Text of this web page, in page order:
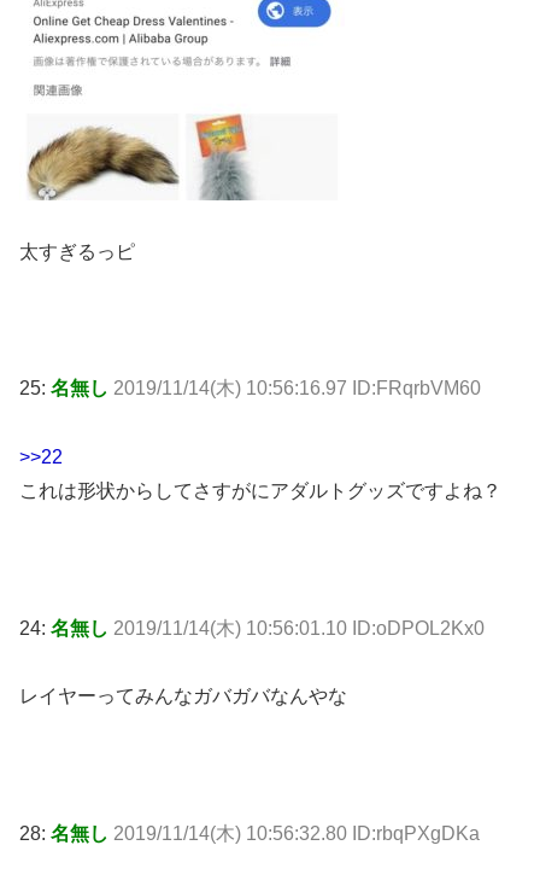
太すぎるっピ
25: 名無し 2019/11/14(木) 10:56:16.97 ID:FRqrbVM60
>>22
これは形状からしてさすがにアダルトグッズですよね？
24: 名無し 2019/11/14(木) 10:56:01.10 ID:oDPOL2Kx0
レイヤーってみんなガバガバなんやな
28: 名無し 2019/11/14(木) 10:56:32.80 ID:rbqPXgDKa